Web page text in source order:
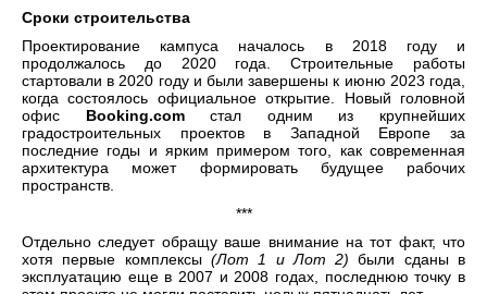
Сроки строительства
Проектирование кампуса началось в 2018 году и
продолжалось до 2020 года. Строительные работы
стартовали в 2020 году и были завершены к июню 2023 года,
когда состоялось официальное открытие. Новый головной
офис Booking.comстал одним из крупнейших
градостроительных проектов в Западной Европе за
последние годы и ярким примером того, как современная
архитектура может формировать будущее рабочих
пространств.
***
Отдельно следует обращу ваше внимание на тот факт, что
хотя первые комплексы (Лот 1 и Лот 2) были сданы в
эксплуатацию еще в 2007 и 2008 годах, последнюю точку в